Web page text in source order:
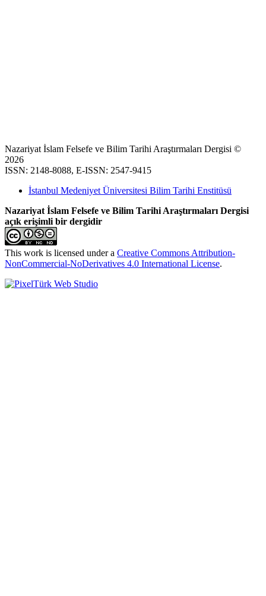
Nazariyat İslam Felsefe ve Bilim Tarihi Araştırmaları Dergisi ©
2026
ISSN: 2148-8088, E-ISSN: 2547-9415
İstanbul Medeniyet Üniversitesi Bilim Tarihi Enstitüsü
Nazariyat İslam Felsefe ve Bilim Tarihi Araştırmaları Dergisi
açık erişimli bir dergidir
This work is licensed under a Creative Commons Attribution-
NonCommercial-NoDerivatives 4.0 International License.